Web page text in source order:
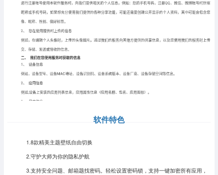
软件特色
1.8款精美主题壁纸自由切换
2.守护大师为你的隐私护航
3.支持安全问题、邮箱题找密码。轻松设置密码锁，支持一键加密所有应用，